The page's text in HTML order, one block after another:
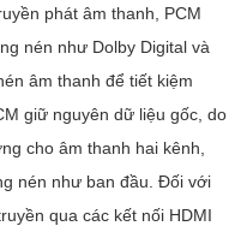
phát âm thanh, PCM
nén như Dolby Digital và
âm thanh để tiết kiệm
giữ nguyên dữ liệu gốc, do
cho âm thanh hai kênh,
nén như ban đầu. Đối với
qua các kết nối HDMI